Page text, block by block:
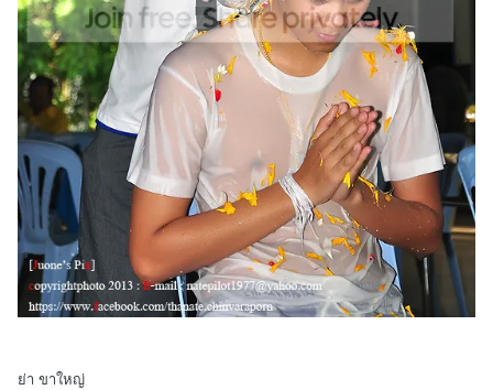
ย่า ขาใหญ่